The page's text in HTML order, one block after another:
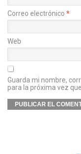
Correo electrónico *
Web
Guarda mi nombre,
para la próxima vez